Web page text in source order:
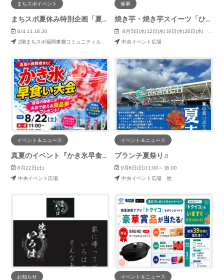
まちスポイベント
まちスポ夏休み特別企画「夏休み寺子屋」
8/4.11.18.20
2階まちスポ福岡東横コミュニティルーム
催事
焼き芋・焼き芋スイーツ「ひらぎさんのおいも」出店！
8月5日(水)12日(水)19日(水)26日(水) 13:00～17:00
中央イベント広場
イベント＆ニュース
真夏のイベント『かき氷早食い選手権』
8月22日(土)
中央イベント広場
イベント＆ニュース
ブランチ夏祭り♬
9月6日(日)11:00～16:00
中央イベント広場 他
お知らせ イベント＆ニュース